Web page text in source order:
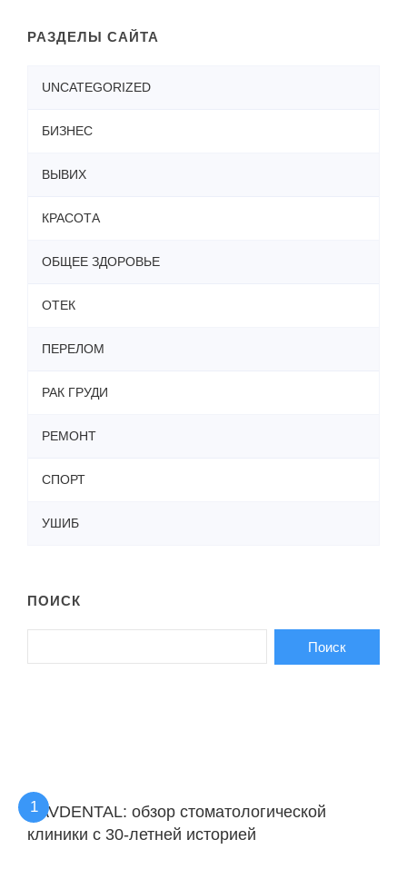
РАЗДЕЛЫ САЙТА
UNCATEGORIZED
БИЗНЕС
ВЫВИХ
КРАСОТА
ОБЩЕЕ ЗДОРОВЬЕ
ОТЕК
ПЕРЕЛОМ
РАК ГРУДИ
РЕМОНТ
СПОРТ
УШИБ
ПОИСК
KAVDENTAL: обзор стоматологической
клиники с 30-летней историей